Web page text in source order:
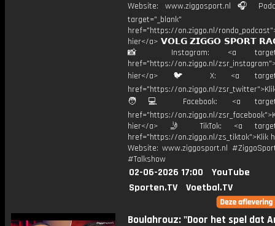
Website: www.ziggosport.nl 🎧
target="_blank"
href="https://on.ziggo.nl/
hier</a> 𝗩𝗢𝗟𝗚 𝗭𝗜𝗚𝗚𝗢 𝗦𝗣𝗢𝗥𝗧
📸 Instagram: <a
href="https://on.ziggo.nl/
hier</a> 🐦 X: <a
href="https://on.ziggo.nl/
🧑💻 Facebook: <a
href="https://on.ziggo.nl/
hier</a> 🤳 TikTok: <a
href="https://on.ziggo.nl/zs_tiktok">Klik
Website: www.ziggosport.nl
#Talkshow
02-06-2026 17:00
YouTube
Sporten.TV
Voetbal.TV
Boulahrouz: "Door het spel dat